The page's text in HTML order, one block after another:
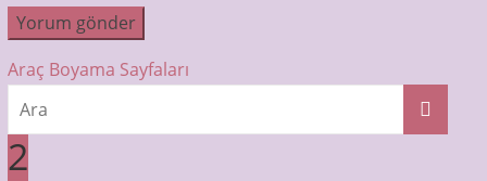
Araç Boyama Sayfaları
2